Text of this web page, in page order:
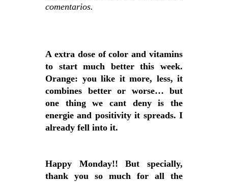
comentarios.
A extra dose of color and vitamins
to start much better this week.
Orange: you like it more, less, it
combines better or worse… but
one thing we cant deny is the
energie and positivity it spreads. I
already fell into it.
Happy Monday!! But specially,
thank you so much for all the